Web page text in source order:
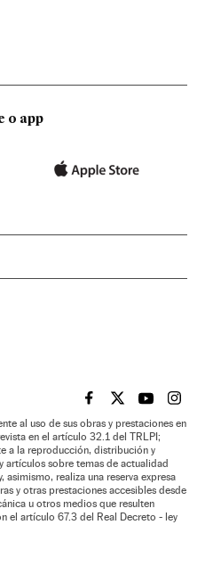
o app
EL PAÍS BRASIL EN
EL PAÍSEL PAÍS
EL
al uso de sus obras y prestaciones en
en el artículo 32.1 del TRLPI;
a la reproducción, distribución y
artículos sobre temas de actualidad
realiza una reserva expresa
y otras prestaciones accesibles desde
u otros medios que resulten
el artículo 67.3 del Real Decreto - ley